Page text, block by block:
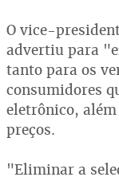
O vice-
advertiu para
tanto para os
consumidores
eletrônico,
preços.
"Eliminar a